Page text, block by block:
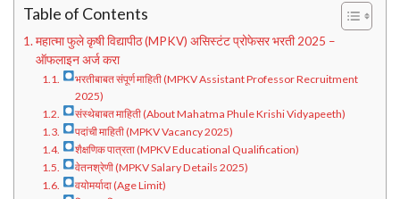
Table of Contents
महात्मा फुले कृषी विद्यापीठ (MPKV) असिस्टंट प्रोफेसर भरती 2025 –
ऑफलाइन अर्ज करा
भरतीबाबत संपूर्ण माहिती (MPKV Assistant Professor Recruitment
2025)
संस्थेबाबत माहिती (About Mahatma Phule Krishi Vidyapeeth)
पदांची माहिती (MPKV Vacancy 2025)
शैक्षणिक पात्रता (MPKV Educational Qualification)
वेतनश्रेणी (MPKV Salary Details 2025)
वयोमर्यादा (Age Limit)